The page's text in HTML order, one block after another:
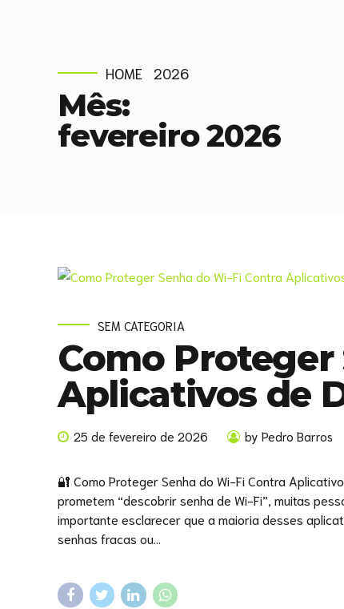
HOME 2026
Mês:
fevereiro 2026
SEM CATEGORIA
Como
Aplicativos de
25 de fevereiro de 2026 by Pedro Barros
🔐 Como Proteger Senha do Wi-Fi Contra
prometem “descobrir senha de Wi-Fi”, muitas
importante esclarecer que a maioria desses
senhas fracas ou...